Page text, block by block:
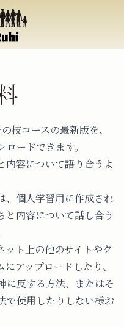
枝コースの最新版を、
ードできます。
内容について語り合うよ
、個人学習用に作成され
と内容について話し合う
ット上の他のサイトやク
アップロードしたり、
に反する方法、またはそ
で使用したりしない様お